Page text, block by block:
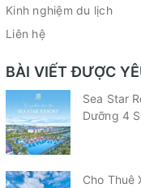
Kinh nghiệm du lịch
Liên hệ
BÀI VIẾT ĐƯỢC
Sea Star
Dưỡng 4
Cho Thuê